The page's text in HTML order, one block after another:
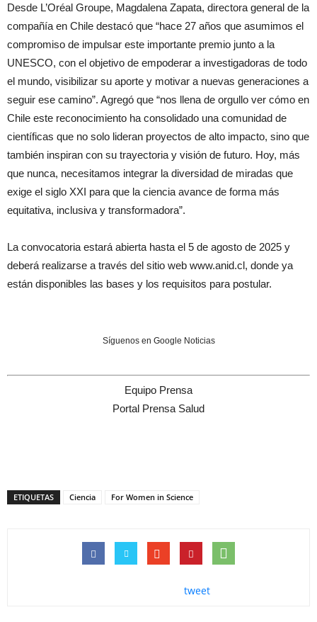
Desde L’Oréal Groupe, Magdalena Zapata, directora general de la
compañía en Chile destacó que “hace 27 años que asumimos el
compromiso de impulsar este importante premio junto a la
UNESCO, con el objetivo de empoderar a investigadoras de todo
el mundo, visibilizar su aporte y motivar a nuevas generaciones a
seguir ese camino”. Agregó que “nos llena de orgullo ver cómo en
Chile este reconocimiento ha consolidado una comunidad de
científicas que no solo lideran proyectos de alto impacto, sino que
también inspiran con su trayectoria y visión de futuro. Hoy, más
que nunca, necesitamos integrar la diversidad de miradas que
exige el siglo XXI para que la ciencia avance de forma más
equitativa, inclusiva y transformadora”.
La convocatoria estará abierta hasta el 5 de agosto de 2025 y
deberá realizarse a través del sitio web www.anid.cl, donde ya
están disponibles las bases y los requisitos para postular.
Síguenos en Google Noticias
Equipo Prensa
Portal Prensa Salud
ETIQUETAS Ciencia For Women in Science
tweet